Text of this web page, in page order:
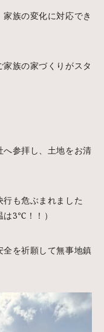
族の変化に対応でき
族の家づくりがスタ
参拝し、土地をお清
も危ぶまれました
3℃！！）
を祈願して無事地鎮